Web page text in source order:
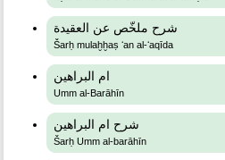
شرح ملخّص عن العقيدة
Šarḥ mulaḫḫaṣ ʻan al-ʻaqīda
ام البراهين
Umm al-Barāhīn
شرح ام البراهين
Šarḥ Umm al-barāhīn